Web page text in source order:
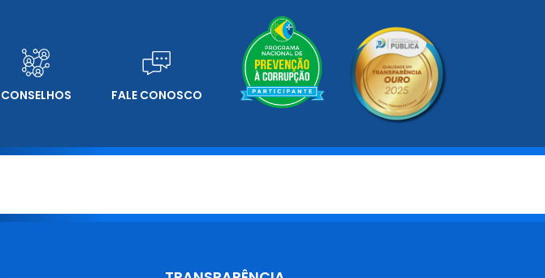
CONSELHOS FALE CONOSCO